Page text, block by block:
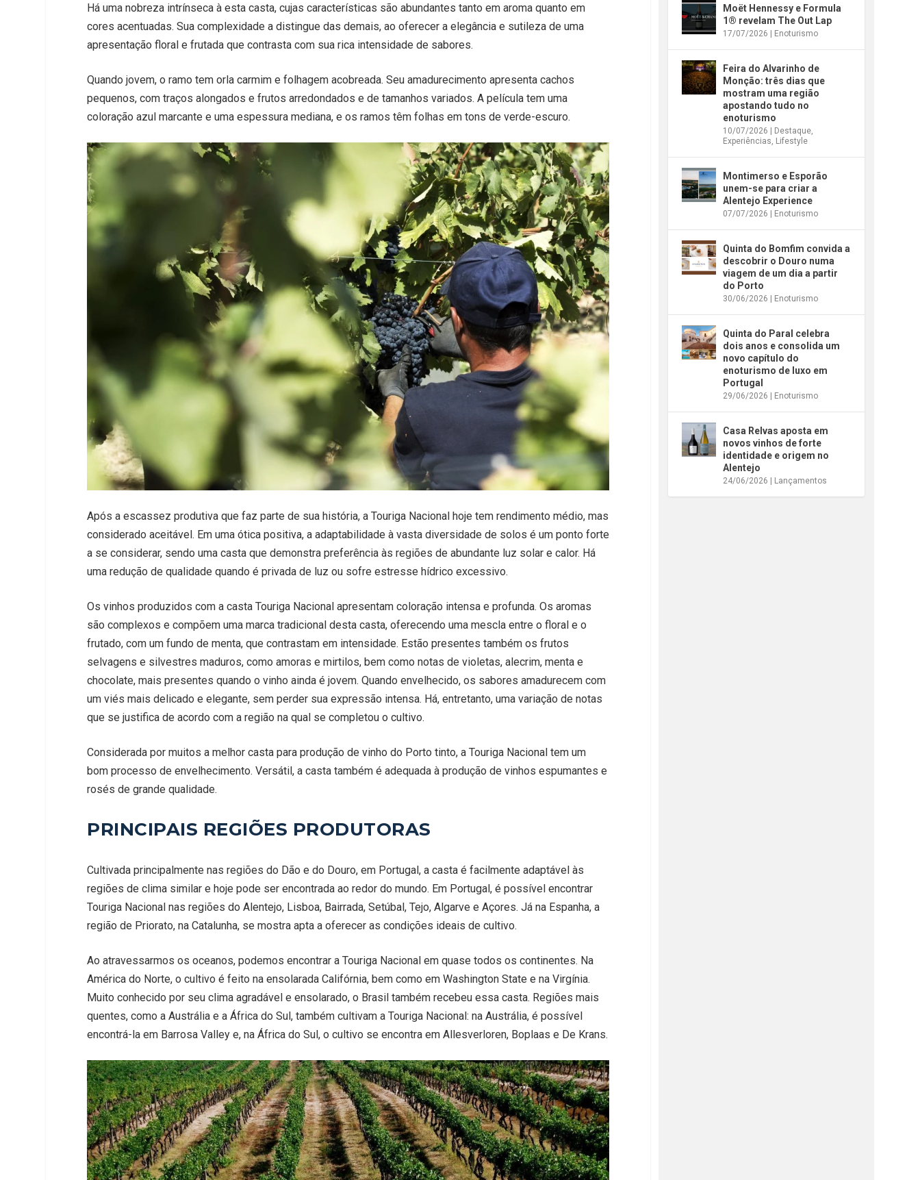
Há uma nobreza intrínseca à esta casta, cujas características são abundantes tanto em aroma quanto em
cores acentuadas. Sua complexidade a distingue das demais, ao oferecer a elegância e sutileza de uma
apresentação floral e frutada que contrasta com sua rica intensidade de sabores.
Quando jovem, o ramo tem orla carmim e folhagem acobreada. Seu amadurecimento apresenta cachos
pequenos, com traços alongados e frutos arredondados e de tamanhos variados. A película tem uma
coloração azul marcante e uma espessura mediana, e os ramos têm folhas em tons de verde-escuro.
Após a escassez produtiva que faz parte de sua história, a Touriga Nacional hoje tem rendimento médio, mas
considerado aceitável. Em uma ótica positiva, a adaptabilidade à vasta diversidade de solos é um ponto forte
a se considerar, sendo uma casta que demonstra preferência às regiões de abundante luz solar e calor. Há
uma redução de qualidade quando é privada de luz ou sofre estresse hídrico excessivo.
Os vinhos produzidos com a casta Touriga Nacional apresentam coloração intensa e profunda. Os aromas
são complexos e compõem uma marca tradicional desta casta, oferecendo uma mescla entre o floral e o
frutado, com um fundo de menta, que contrastam em intensidade. Estão presentes também os frutos
selvagens e silvestres maduros, como amoras e mirtilos, bem como notas de violetas, alecrim, menta e
chocolate, mais presentes quando o vinho ainda é jovem. Quando envelhecido, os sabores amadurecem com
um viés mais delicado e elegante, sem perder sua expressão intensa. Há, entretanto, uma variação de notas
que se justifica de acordo com a região na qual se completou o cultivo.
Considerada por muitos a melhor casta para produção de vinho do Porto tinto, a Touriga Nacional tem um
bom processo de envelhecimento. Versátil, a casta também é adequada à produção de vinhos espumantes e
rosés de grande qualidade.
PRINCIPAIS REGIÕES PRODUTORAS
Cultivada principalmente nas regiões do Dão e do Douro, em Portugal, a casta é facilmente adaptável às
regiões de clima similar e hoje pode ser encontrada ao redor do mundo. Em Portugal, é possível encontrar
Touriga Nacional nas regiões do Alentejo, Lisboa, Bairrada, Setúbal, Tejo, Algarve e Açores. Já na Espanha, a
região de Priorato, na Catalunha, se mostra apta a oferecer as condições ideais de cultivo.
Ao atravessarmos os oceanos, podemos encontrar a Touriga Nacional em quase todos os continentes. Na
América do Norte, o cultivo é feito na ensolarada Califórnia, bem como em Washington State e na Virgínia.
Muito conhecido por seu clima agradável e ensolarado, o Brasil também recebeu essa casta. Regiões mais
quentes, como a Austrália e a África do Sul, também cultivam a Touriga Nacional: na Austrália, é possível
encontrá-la em Barrosa Valley e, na África do Sul, o cultivo se encontra em Allesverloren, Boplaas e De Krans.
Moët Hennessy e Formula
1® revelam The Out Lap
17/07/2026 | Enoturismo
Feira do Alvarinho de
Monção: três dias que
mostram uma região
apostando tudo no
enoturismo
10/07/2026 | Destaque,
Experiências, Lifestyle
Montimerso e Esporão
unem-se para criar a
Alentejo Experience
07/07/2026 | Enoturismo
Quinta do Bomfim convida a
descobrir o Douro numa
viagem de um dia a partir
do Porto
30/06/2026 | Enoturismo
Quinta do Paral celebra
dois anos e consolida um
novo capítulo do
enoturismo de luxo em
Portugal
29/06/2026 | Enoturismo
Casa Relvas aposta em
novos vinhos de forte
identidade e origem no
Alentejo
24/06/2026 | Lançamentos